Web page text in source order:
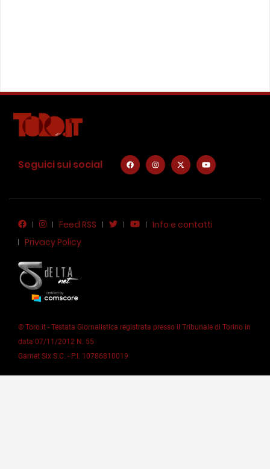
Seguici sui social
Feed RSS
Info e contatti
Privacy Policy
© Toro.it - Testata Giornalistica registrata presso il Tribunale di Torino in
data 07/11/2012 N. 55
Garnet Six S.C. - P.I. 10786810019